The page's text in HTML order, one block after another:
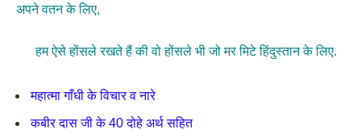
अपने वतन के लिए,
हम ऐसे होंसले रखते हैं की वो होंसले भी जो मर मिटे हिंदुस्तान के लिए.
महात्मा गाँधी के विचार व नारे
कबीर दास जी के 40 दोहे अर्थ सहित